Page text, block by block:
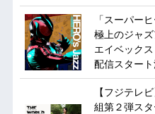
「スーパー
極上のジャ
エイベック
配信スタート
【フジテレ
組第２弾ス